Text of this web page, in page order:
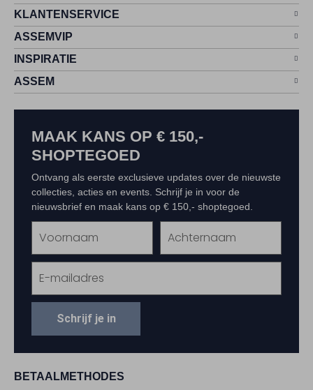
KLANTENSERVICE
ASSEMVIP
INSPIRATIE
ASSEM
BETAALMETHODES
MAAK KANS OP € 150,-
SHOPTEGOED
Ontvang als eerste exclusieve updates over de nieuwste
collecties, acties en events. Schrijf je in voor de
nieuwsbrief en maak kans op € 150,- shoptegoed.
Schrijf je in